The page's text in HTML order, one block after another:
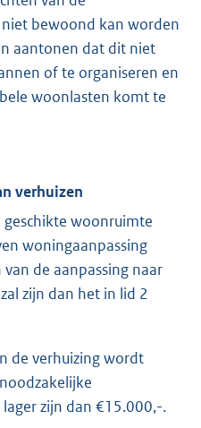
bewoond kan worden
aantonen dat dit niet
of te organiseren en
woonlasten komt te
verhuizen
geschikte woonruimte
woningaanpassing
de aanpassing naar
zijn dan het in lid 2
de verhuizing wordt
zijn dan €15.000,-.